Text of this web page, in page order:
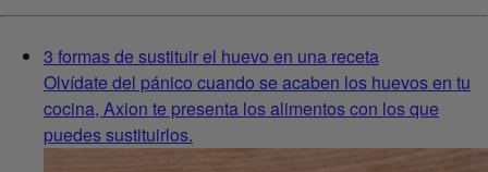
3 formas de sustituir el huevo en una receta
Olvídate del pánico cuando se acaben los huevos en tu
cocina, Axion te presenta los alimentos con los que
puedes sustituirlos.